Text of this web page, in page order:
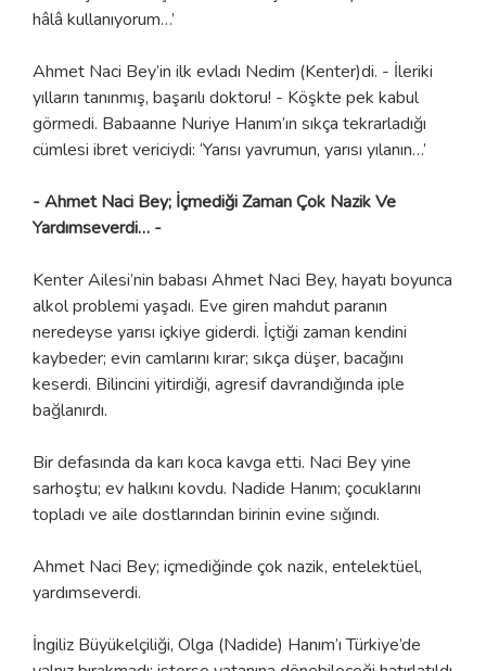
hâlâ kullanıyorum…’
Ahmet Naci Bey’in ilk evladı Nedim (Kenter)di. - İleriki
yılların tanınmış, başarılı doktoru! - Köşkte pek kabul
görmedi. Babaanne Nuriye Hanım’ın sıkça tekrarladığı
cümlesi ibret vericiydi: ‘Yarısı yavrumun, yarısı yılanın…’
- Ahmet Naci Bey; İçmediği Zaman Çok Nazik Ve
Yardımseverdi… -
Kenter Ailesi’nin babası Ahmet Naci Bey, hayatı boyunca
alkol problemi yaşadı. Eve giren mahdut paranın
neredeyse yarısı içkiye giderdi. İçtiği zaman kendini
kaybeder; evin camlarını kırar; sıkça düşer, bacağını
keserdi. Bilincini yitirdiği, agresif davrandığında iple
bağlanırdı.
Bir defasında da karı koca kavga etti. Naci Bey yine
sarhoştu; ev halkını kovdu. Nadide Hanım; çocuklarını
topladı ve aile dostlarından birinin evine sığındı.
Ahmet Naci Bey; içmediğinde çok nazik, entelektüel,
yardımseverdi.
İngiliz Büyükelçiliği, Olga (Nadide) Hanım’ı Türkiye’de